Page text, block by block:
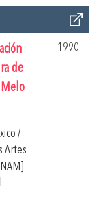
de
1990
/
Artes